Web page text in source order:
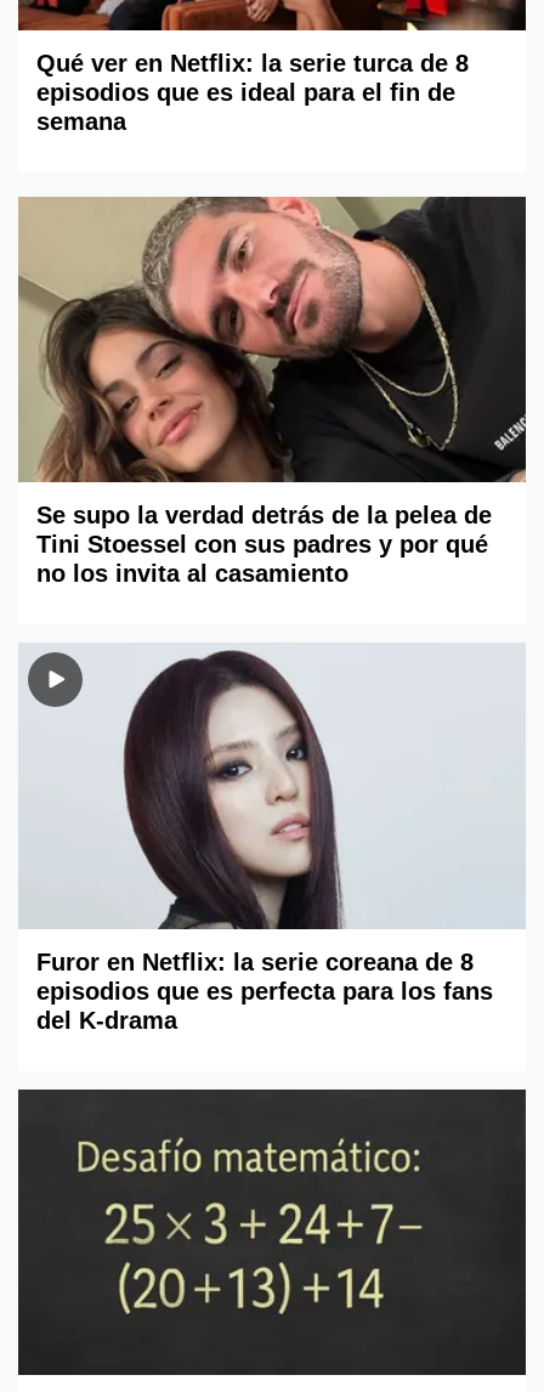
Qué ver en Netflix: la serie turca de 8
episodios que es ideal para el fin de
semana
Se supo la verdad detrás de la pelea de
Tini Stoessel con sus padres y por qué
no los invita al casamiento
Furor en Netflix: la serie coreana de 8
episodios que es perfecta para los fans
del K-drama